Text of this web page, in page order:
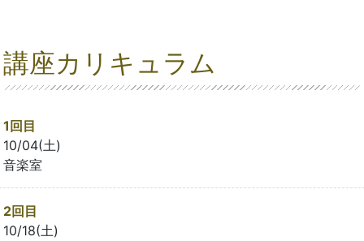
講座カリキュラム
1回目
10/04(土)
音楽室
2回目
10/18(土)